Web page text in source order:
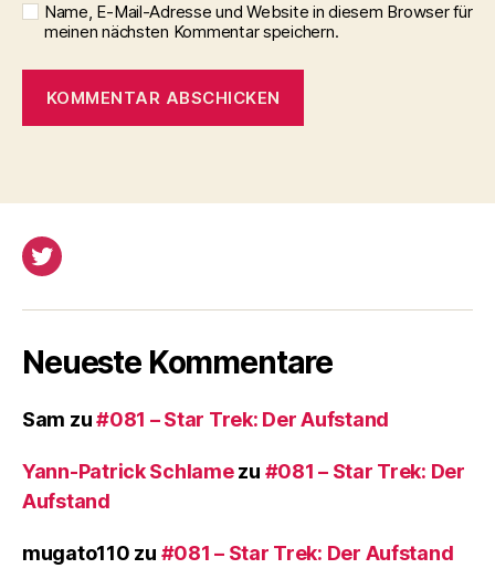
Name, E-Mail-Adresse und Website in diesem Browser für
meinen nächsten Kommentar speichern.
Twitter
Neueste Kommentare
Sam zu#081 – Star Trek: Der Aufstand
Yann-Patrick Schlamezu #081 – Star Trek: Der
Aufstand
mugato110 zu #081 – Star Trek: Der Aufstand